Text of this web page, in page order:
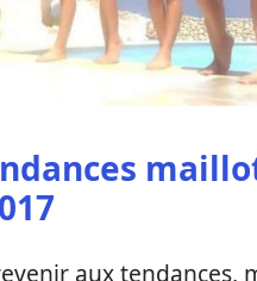
aux tendances,